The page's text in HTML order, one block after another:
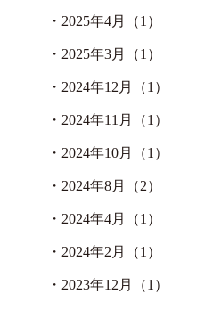
・ 2025年4月（1）
・ 2025年3月（1）
・ 2024年12月（1）
・ 2024年11月（1）
・ 2024年10月（1）
・ 2024年8月（2）
・ 2024年4月（1）
・ 2024年2月（1）
・ 2023年12月（1）